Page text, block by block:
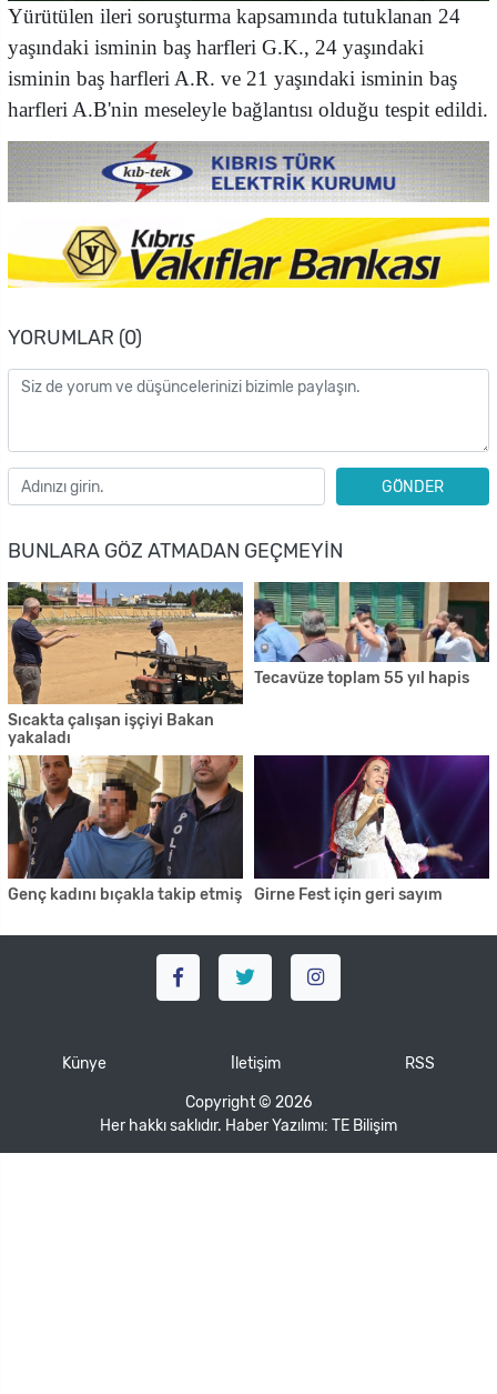
Yürütülen ileri soruşturma kapsamında tutuklanan 24
yaşındaki isminin baş harfleri G.K., 24 yaşındaki
isminin baş harfleri A.R. ve 21 yaşındaki isminin baş
harfleri A.B'nin meseleyle bağlantısı olduğu tespit edildi.
YORUMLAR (0)
GÖNDER
BUNLARA GÖZ ATMADAN GEÇMEYIN
Sıcakta çalışan işçiyi Bakan
yakaladı
Tecavüze toplam 55 yıl hapis
Genç kadını bıçakla takip etmiş Girne Fest için geri sayım
Künye İletişim RSS
Copyright © 2026
Her hakkı saklıdır. Haber Yazılımı: TE Bilişim